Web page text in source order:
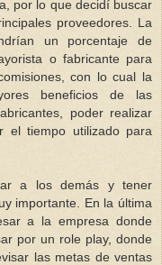
por lo que decidí buscar
proveedores. La
un porcentaje de
o fabricante para
con lo cual la
beneficios de las
poder realizar
el tiempo utilizado para
a los demás y tener
importante. En la última
a la empresa donde
por un role play, donde
las metas de ventas